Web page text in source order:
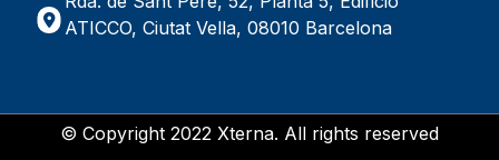
ATICCO, Ciutat Vella, 08010 Barcelona
© Copyright 2022 Xterna. All rights reserved